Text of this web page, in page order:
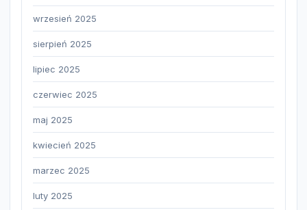
wrzesień 2025
sierpień 2025
lipiec 2025
czerwiec 2025
maj 2025
kwiecień 2025
marzec 2025
luty 2025